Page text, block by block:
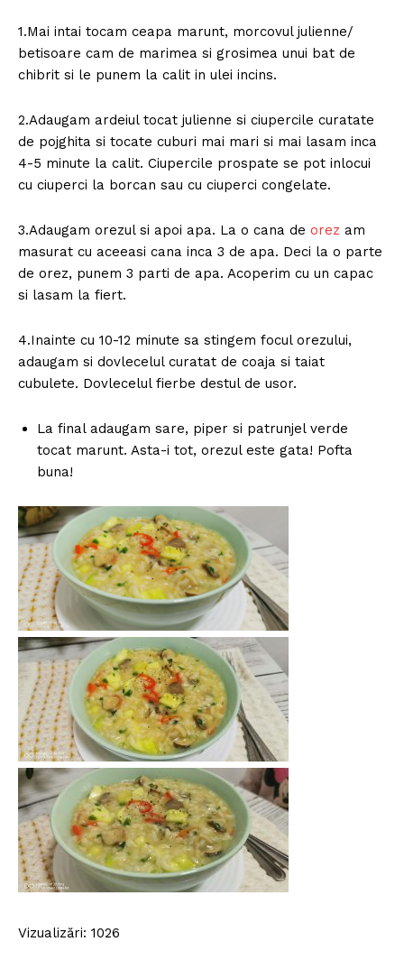
1.Mai intai tocam ceapa marunt, morcovul julienne/
betisoare cam de marimea si grosimea unui bat de
chibrit si le punem la calit in ulei incins.
2.Adaugam ardeiul tocat julienne si ciupercile curatate
de pojghita si tocate cuburi mai mari si mai lasam inca
4-5 minute la calit. Ciupercile prospate se pot inlocui
cu ciuperci la borcan sau cu ciuperci congelate.
3.Adaugam orezul si apoi apa. La o cana de orez am
masurat cu aceeasi cana inca 3 de apa. Deci la o parte
de orez, punem 3 parti de apa. Acoperim cu un capac
si lasam la fiert.
4.Inainte cu 10-12 minute sa stingem focul orezului,
adaugam si dovlecelul curatat de coaja si taiat
cubulete. Dovlecelul fierbe destul de usor.
La final adaugam sare, piper si patrunjel verde
tocat marunt. Asta-i tot, orezul este gata! Pofta
buna!
Vizualizări: 1026